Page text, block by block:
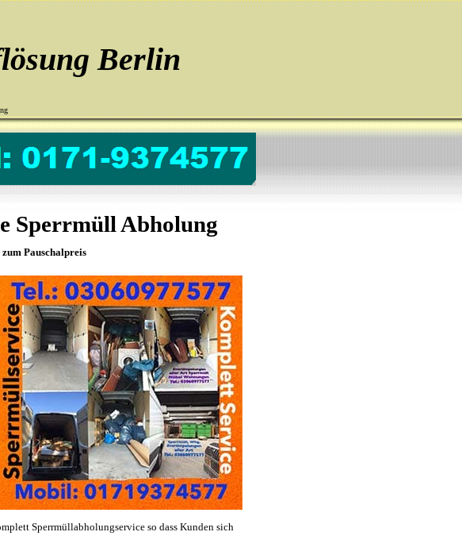
Berlin
Sperrmüll Abholung
Pauschalpreis
Sperrmüllabholungservice so dass Kunden sich